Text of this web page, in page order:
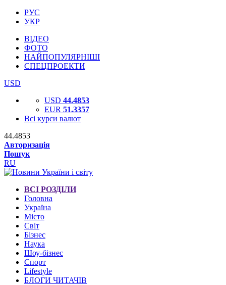
РУС
УКР
ВІДЕО
ФОТО
НАЙПОПУЛЯРНІШІ
СПЕЦПРОЕКТИ
USD
USD 44.4853
EUR 51.3357
Всі курси валют
44.4853
Авторизація
Пошук
RU
ВСІ РОЗДІЛИ
Головна
Україна
Місто
Світ
Бізнес
Наука
Шоу-бізнес
Спорт
Lifestyle
БЛОГИ ЧИТАЧІВ